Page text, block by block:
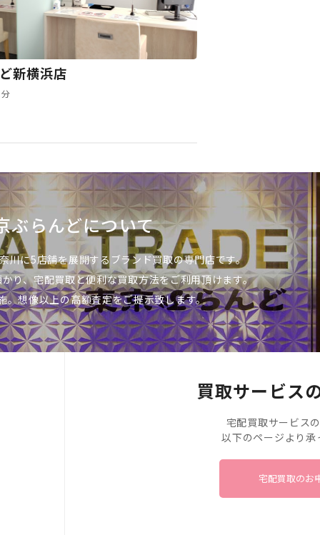
新横浜店
ぶらんどについて
川に5店舗を展開するブランド買取の専門店です。
り、宅配買取と便利な買取方法をご利用頂けます。
。想像以上の高額査定をご提示致します。
買取サービス
宅配買取サービス
以下のページより承
宅配買取のお